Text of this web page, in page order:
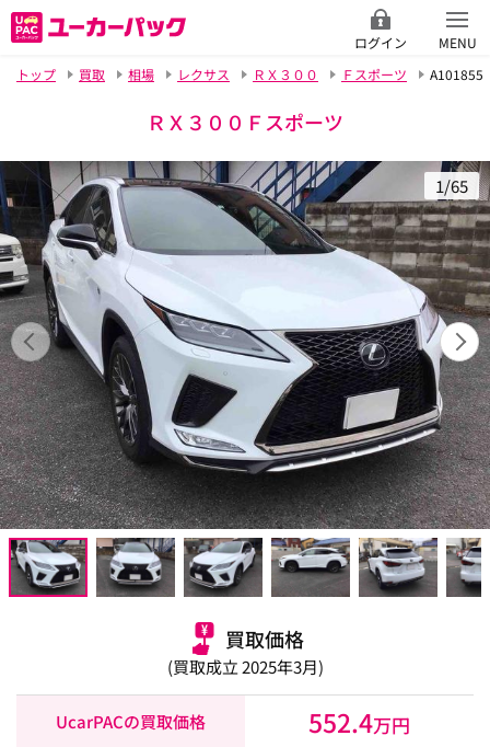
ログイン
MENU
トップ
買取 相場 レクサス ＲＸ３００ Ｆスポーツ A101855
ＲＸ３００Ｆスポーツ
1/65
買取価格
(買取成立 2025年3月)
UcarPACの買取価格 552.4万円